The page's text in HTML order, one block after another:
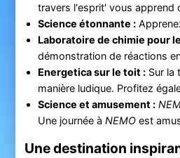
travers l'esprit' vous apprend
Science étonnante :
Laboratoire de chimie pour
démonstration de réactions
Energetica sur le toit :Sur la
manière ludique. Profitez
Science et amusement :
Une journée à NEMOest
Une destination